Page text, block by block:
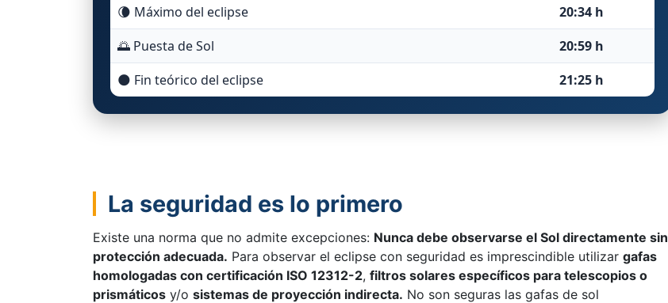
🌘 Máximo del eclipse
20:34 h
🌅 Puesta de Sol
20:59 h
🌑 Fin teórico del eclipse
21:25 h
La seguridad es lo primero
Existe una norma que no admite excepciones: Nunca debe observarse el Sol directamente sin
protección adecuada. Para observar el eclipse con seguridad es imprescindible utilizar gafas
homologadas con certificación ISO 12312-2, filtros solares específicos para telescopios o
prismáticos y/o sistemas de proyección indirecta. No son seguras las gafas de sol